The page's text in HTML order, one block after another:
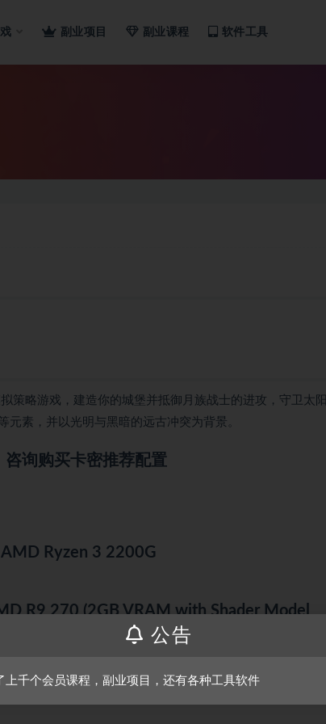
副业项目 副业课程 软件工具
策略游戏，建造你的城堡并抵御月族战士的进攻，守卫太阳
素，并以光明与黑暗的远古冲突为背景。
咨询购买卡密推荐配置
Ryzen 3 2200G
R9 270 (2GB VRAM with Shader Model
公告
上千个会员课程，副业项目，还有各种工具软件